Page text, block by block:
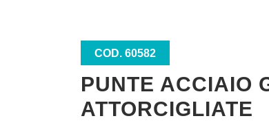
COD. 60582
PUNTE ACCIAIO
ATTORCIGLIATE